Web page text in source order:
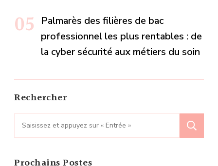
Palmarès des filières de bac
professionnel les plus rentables : de
la cyber sécurité aux métiers du soin
Rechercher
Recherche
pour